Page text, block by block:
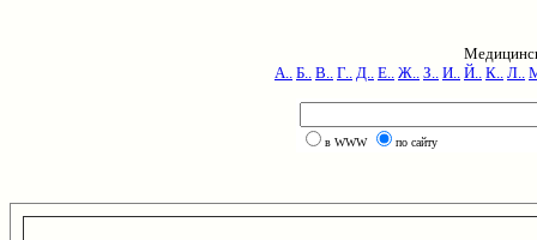
А.. Б.. В.. Г.. Д.. Е.. Ж.. З.. И.. Й.. К.. Л..
в WWW по сайту